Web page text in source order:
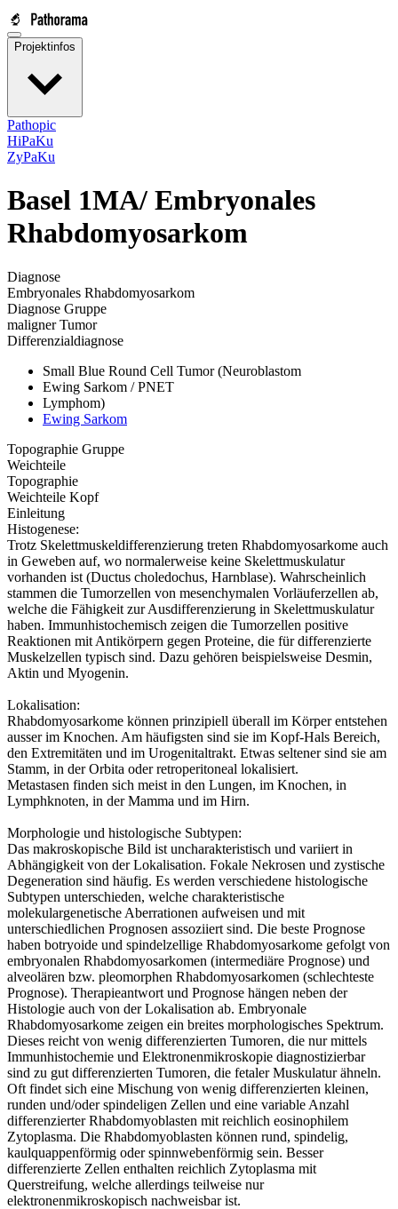
Projektinfos
Pathopic
HiPaKu
ZyPaKu
Basel 1MA/ Embryonales
Rhabdomyosarkom
Diagnose
Embryonales Rhabdomyosarkom
Diagnose Gruppe
maligner Tumor
Differenzialdiagnose
Small Blue Round Cell Tumor (Neuroblastom
Ewing Sarkom / PNET
Lymphom)
Ewing Sarkom
Topographie Gruppe
Weichteile
Topographie
Weichteile Kopf
Einleitung
Histogenese:
Trotz Skelettmuskeldifferenzierung treten Rhabdomyosarkome auch
in Geweben auf, wo normalerweise keine Skelettmuskulatur
vorhanden ist (Ductus choledochus, Harnblase). Wahrscheinlich
stammen die Tumorzellen von mesenchymalen Vorläuferzellen ab,
welche die Fähigkeit zur Ausdifferenzierung in Skelettmuskulatur
haben. Immunhistochemisch zeigen die Tumorzellen positive
Reaktionen mit Antikörpern gegen Proteine, die für differenzierte
Muskelzellen typisch sind. Dazu gehören beispielsweise Desmin,
Aktin und Myogenin.
Lokalisation:
Rhabdomyosarkome können prinzipiell überall im Körper entstehen
ausser im Knochen. Am häufigsten sind sie im Kopf-Hals Bereich,
den Extremitäten und im Urogenitaltrakt. Etwas seltener sind sie am
Stamm, in der Orbita oder retroperitoneal lokalisiert.
Metastasen finden sich meist in den Lungen, im Knochen, in
Lymphknoten, in der Mamma und im Hirn.
Morphologie und histologische Subtypen:
Das makroskopische Bild ist uncharakteristisch und variiert in
Abhängigkeit von der Lokalisation. Fokale Nekrosen und zystische
Degeneration sind häufig. Es werden verschiedene histologische
Subtypen unterschieden, welche charakteristische
molekulargenetische Aberrationen aufweisen und mit
unterschiedlichen Prognosen assoziiert sind. Die beste Prognose
haben botryoide und spindelzellige Rhabdomyosarkome gefolgt von
embryonalen Rhabdomyosarkomen (intermediäre Prognose) und
alveolären bzw. pleomorphen Rhabdomyosarkomen (schlechteste
Prognose). Therapieantwort und Prognose hängen neben der
Histologie auch von der Lokalisation ab. Embryonale
Rhabdomyosarkome zeigen ein breites morphologisches Spektrum.
Dieses reicht von wenig differenzierten Tumoren, die nur mittels
Immunhistochemie und Elektronenmikroskopie diagnostizierbar
sind zu gut differenzierten Tumoren, die fetaler Muskulatur ähneln.
Oft findet sich eine Mischung von wenig differenzierten kleinen,
runden und/oder spindeligen Zellen und eine variable Anzahl
differenzierter Rhabdomyoblasten mit reichlich eosinophilem
Zytoplasma. Die Rhabdomyoblasten können rund, spindelig,
kaulquappenförmig oder spinnwebenförmig sein. Besser
differenzierte Zellen enthalten reichlich Zytoplasma mit
Querstreifung, welche allerdings teilweise nur
elektronenmikroskopisch nachweisbar ist.